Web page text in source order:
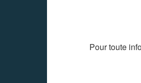
Pour toute